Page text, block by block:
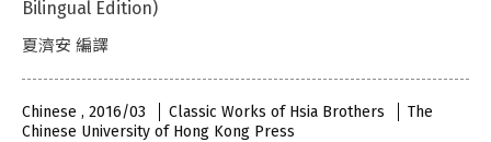
Bilingual Edition)
夏濟安 編譯
Chinese , 2016/03 Classic Works of Hsia Brothers
The
Chinese University of Hong Kong Press